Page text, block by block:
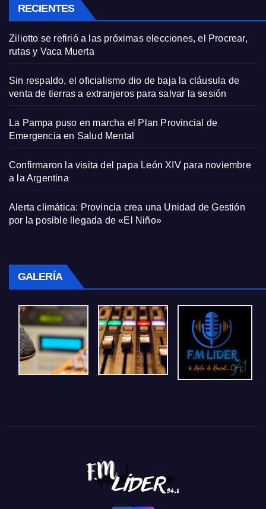
RECIENTES
Ziliotto se refirió a las próximas elecciones, el Procrear,
rutas y Vaca Muerta
Sin respaldo, el oficialismo dio de baja la cláusula de
venta de tierras a extranjeros para salvar la sesión
La Pampa puso en marcha el Plan Provincial de
Emergencia en Salud Mental
Confirmaron la visita del papa León XIV para noviembre
a la Argentina
Alerta climática: Provincia crea una Unidad de Gestión
por la posible llegada de «El Niño»
GALERÍA